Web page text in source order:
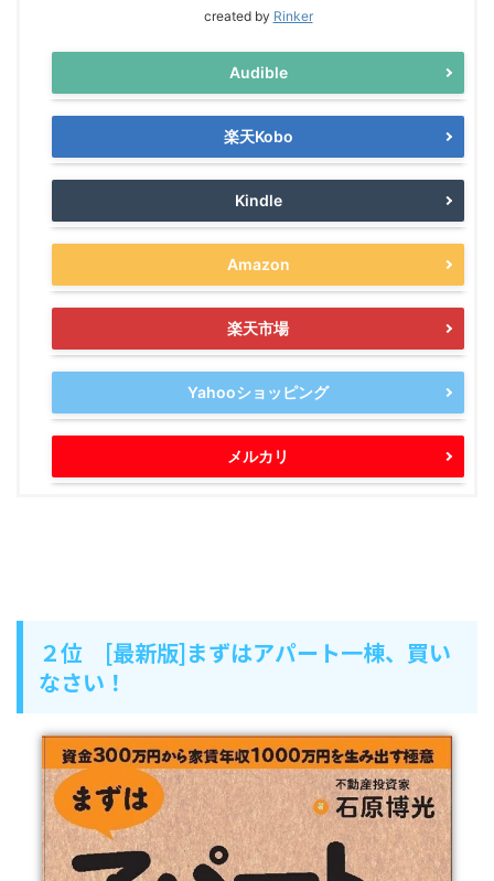
created by Rinker
Audible
楽天Kobo
Kindle
Amazon
楽天市場
Yahooショッピング
メルカリ
２位 [最新版]まずはアパート一棟、買い
なさい！